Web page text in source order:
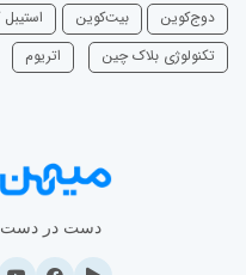
دوج‌کوین
بیت‌کوین
تکنولوژی بلاک چین
اتریوم
دست در دست،